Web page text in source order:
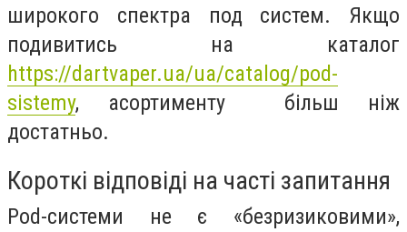
широкого спектра под систем. Якщо
подивитись на каталог
https://dartvaper.ua/ua/catalog/pod-
sistemy, асортименту більш ніж
достатньо.
Короткі відповіді на часті запитання
Pod-системи не є «безризиковими»,